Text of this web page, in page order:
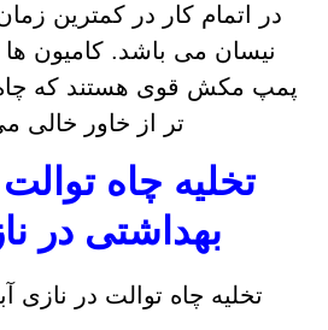
در اتمام کار در کمترین
نیسان می باشد. کامیون
پمپ مکش قوی هستند که
تر از خاور خالی
تخلیه چاه
بهداشتی در
تخلیه چاه توالت در نازی